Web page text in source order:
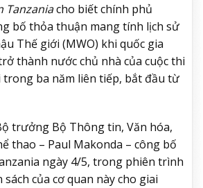
Tanzaniacho biết chính phủ
bố thỏa thuận mang tính lịch sử
Thế giới (MWO) khi quốc gia
thành nước chủ nhà của cuộc thi
trong ba năm liên tiếp, bắt đầu từ
trưởng Bộ Thông tin, Văn hóa,
thao – Paul Makonda – công bố
ngày 4/5, trong phiên trình
của cơ quan này cho giai